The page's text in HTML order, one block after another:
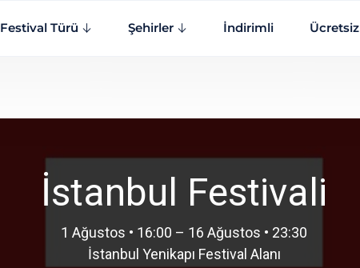
Festival Türü Şehirler İndirimli Ücretsiz
İstanbul Festivali
1 Ağustos • 16:00 – 16 Ağustos • 23:30
İstanbul Yenikapı Festival Alanı